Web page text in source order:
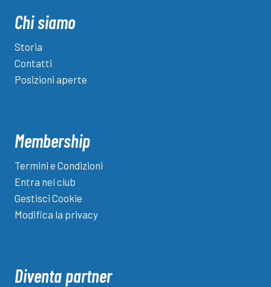
Chi siamo
Storia
Contatti
Posizioni aperte
Membership
Termini e Condizioni
Entra nel club
Gestisci Cookie
Modifica la privacy
Diventa partner